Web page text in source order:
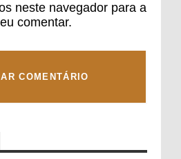
neste navegador para a
comentar.